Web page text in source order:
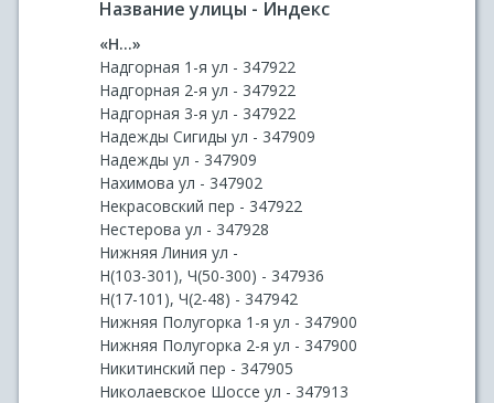
Название улицы - Индекс
«Н...»
Надгорная 1-я ул - 347922
Надгорная 2-я ул - 347922
Надгорная 3-я ул - 347922
Надежды Сигиды ул - 347909
Надежды ул - 347909
Нахимова ул - 347902
Некрасовский пер - 347922
Нестерова ул - 347928
Нижняя Линия ул -
Н(103-301), Ч(50-300) - 347936
Н(17-101), Ч(2-48) - 347942
Нижняя Полугорка 1-я ул - 347900
Нижняя Полугорка 2-я ул - 347900
Никитинский пер - 347905
Николаевское Шоссе ул - 347913